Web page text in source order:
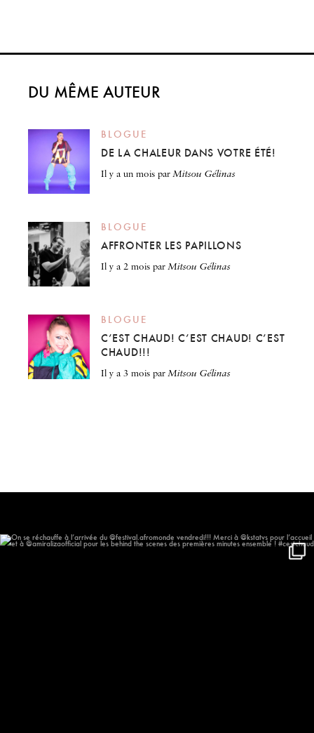
DU MÊME AUTEUR
BLOGUE
DE LA CHALEUR DANS VOTRE ÉTÉ!
il y a un mois parMitsou Gélinas
BLOGUE
AFFRONTER LES PAPILLONS
il y a 2 mois parMitsou Gélinas
BLOGUE
C’EST CHAUD! C’EST CHAUD! C’EST
CHAUD!!!
il y a 3 mois parMitsou Gélinas